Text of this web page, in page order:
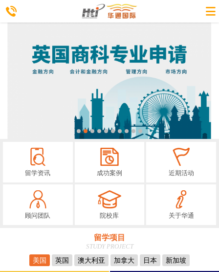
留学资讯 成功案例 近期活动
顾问团队 院校库 关于华通
留学项目
STUDY PROJECT
美国
英国 澳大利亚 加拿大 日本 新加坡